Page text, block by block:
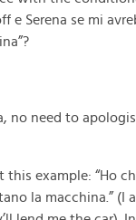
e Serena se mi
no need to
this example: “Ho
la macchina.” (I